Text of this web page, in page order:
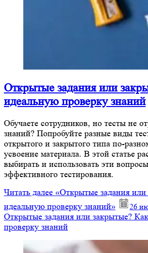
Открытые задания или
идеальную проверку знаний
Обучаете сотрудников, но тесты не
знаний? Попробуйте разные виды
открытого и закрытого типа по-
усвоение материала. В этой статье
выбирать и использовать эти
эффективного тестирования.
Читать далее «Открытые задания или
идеальную проверку знаний»
26
Открытые задания или закрытые?
проверку знаний